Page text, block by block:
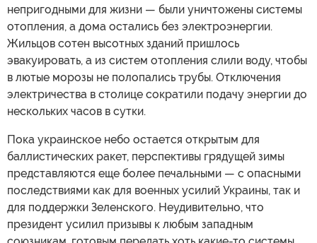
непригодными для жизни — были уничтожены системы
отопления, а дома остались без электроэнергии.
Жильцов сотен высотных зданий пришлось
эвакуировать, а из систем отопления слили воду, чтобы
в лютые морозы не полопались трубы. Отключения
электричества в столице сократили подачу энергии до
нескольких часов в сутки.
Пока украинское небо остается открытым для
баллистических ракет, перспективы грядущей зимы
представляются еще более печальными — с опасными
последствиями как для военных усилий Украины, так и
для поддержки Зеленского. Неудивительно, что
президент усилил призывы к любым западным